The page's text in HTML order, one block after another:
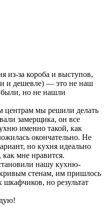
из-за короба и выступов,
и дешевле) — это не наш
но не нашли
центрам мы решили делать
замерщика, он все
именно такой, как
окончательно. Не
но кухня идеально
как мне нравится.
нашу кухню-
стенам, им пришлось
но результат